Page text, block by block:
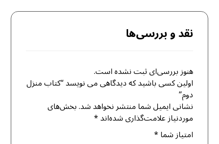
نقد و بررسی‌ها
هنوز بررسی‌ای ثبت نشده است.
اولین کسی باشید که دیدگاهی می نویسد “کتاب منزل
دوم”
نشانی ایمیل شما منتشر نخواهد شد.بخش‌های
موردنیاز علامت‌گذاری شده‌اند*
امتیاز شما*